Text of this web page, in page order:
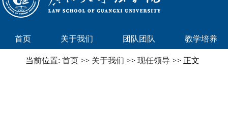
首页 关于我们 团队团队 教学培养
当前位置: 首页 >> 关于我们 >> 现任领导 >> 正文